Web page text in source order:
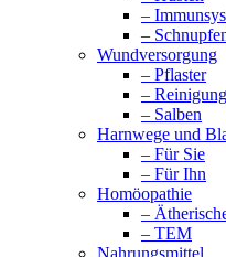
–
–
Wundversorgung
– Pflaster
– Reinigung
– Salben
Harnwege und
– Für Sie
– Für Ihn
Homöopathie
–
– TEM
Nahrungsmittel